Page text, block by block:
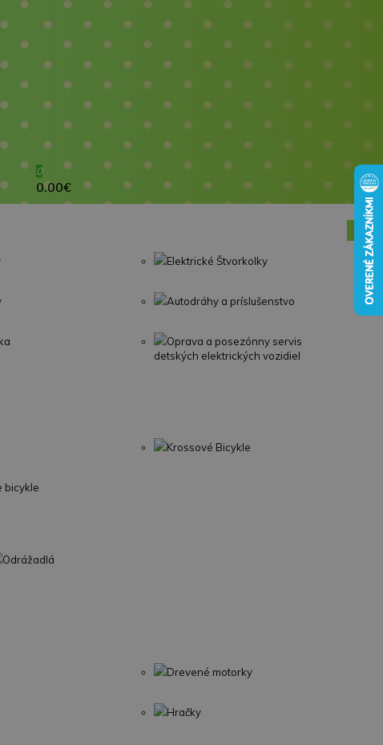
0
0.00€
Elektrické Štvorkolky
Autodráhy a príslušenstvo
Oprava a posezónny servis
detských elektrických vozidiel
Krossové Bicykle
bicykle
Odrážadlá
Drevené motorky
Hračky